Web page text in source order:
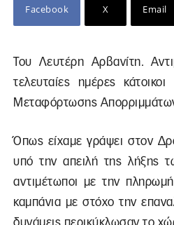
Facebook X Email
Του Λευτέρη Αρβανίτη.
τελευταίες ημέρες
Μεταφόρτωσης
Όπως είχαμε γράψει στον
υπό την απειλή της λήξης
αντιμέτωποι με την
καμπάνια με στόχο την
δυνάμεις περικύκλωσαν το